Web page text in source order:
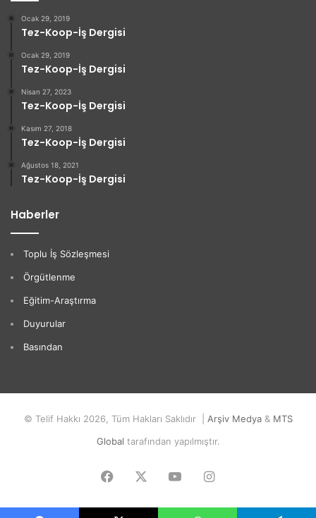
Ocak 29, 2019
Tez-Koop-İş Dergisi
Ocak 29, 2019
Tez-Koop-İş Dergisi
Nisan 27, 2023
Tez-Koop-İş Dergisi
Kasım 27, 2018
Tez-Koop-İş Dergisi
Ağustos 18, 2021
Tez-Koop-İş Dergisi
Haberler
Toplu İş Sözleşmesi
Örgütlenme
Eğitim-Araştırma
Duyurular
Basından
© Telif Hakkı 2026, Tüm Hakları Saklıdır | Arşiv Medya& MTS
Global tarafından yapılmıştır.
Facebook YouTubeInstagram